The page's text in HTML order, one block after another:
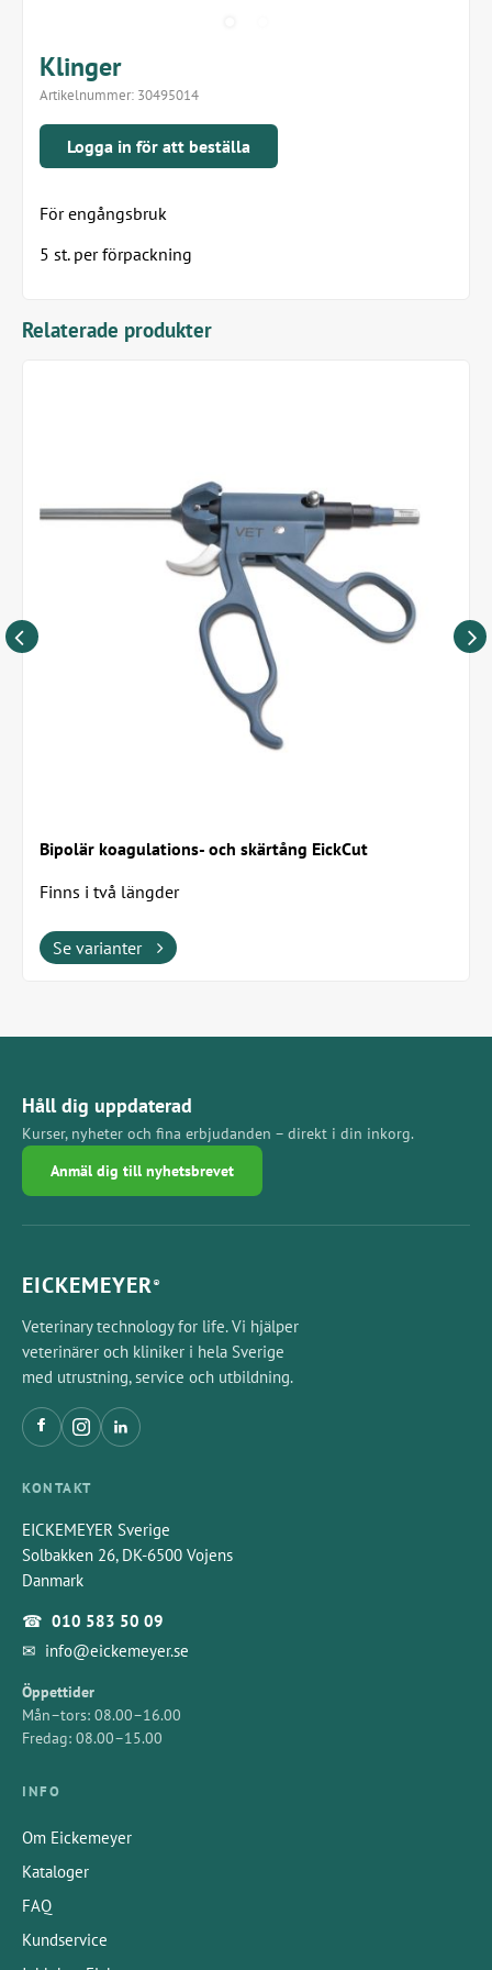
Klinger
Artikelnummer: 30495014
Logga in för att beställa
För engångsbruk
5 st. per förpackning
Relaterade produkter
Bipolär koagulations- och skärtång EickCut
Finns i två längder
Se varianter
Håll dig uppdaterad
Kurser, nyheter och fina erbjudanden – direkt i din inkorg.
Anmäl dig till nyhetsbrevet
EICKEMEYER®
Veterinary technology for life. Vi hjälper
veterinärer och kliniker i hela Sverige
med utrustning, service och utbildning.
KONTAKT
EICKEMEYER Sverige
Solbakken 26, DK-6500 Vojens
Danmark
☎ 010 583 50 09
✉ info@eickemeyer.se
Öppettider
Mån–tors: 08.00–16.00
Fredag: 08.00–15.00
INFO
Om Eickemeyer
Kataloger
FAQ
Kundservice